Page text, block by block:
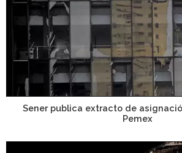
Sener publica extracto de
Pemex